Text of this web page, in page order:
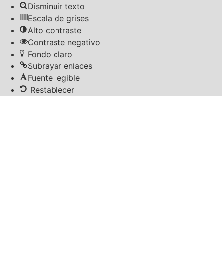
Disminuir texto
Escala de grises
Alto contraste
Contraste negativo
Fondo claro
Subrayar enlaces
Fuente legible
Restablecer